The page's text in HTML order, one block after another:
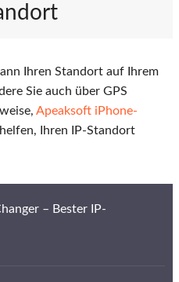
Ihren Standort auf Ihrem
Sie auch über GPS
Apeaksoft iPhone-
Ihren IP-Standort
– Bester IP-